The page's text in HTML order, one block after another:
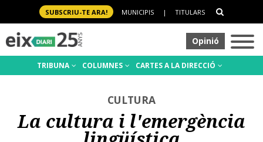
SUBSCRIU-TE ARA! MUNICIPIS | TITULARS
Opinió
TRIBUNA COLUMNES CARTES A LA DIRECCIÓ
CULTURA
La cultura i l'emergència